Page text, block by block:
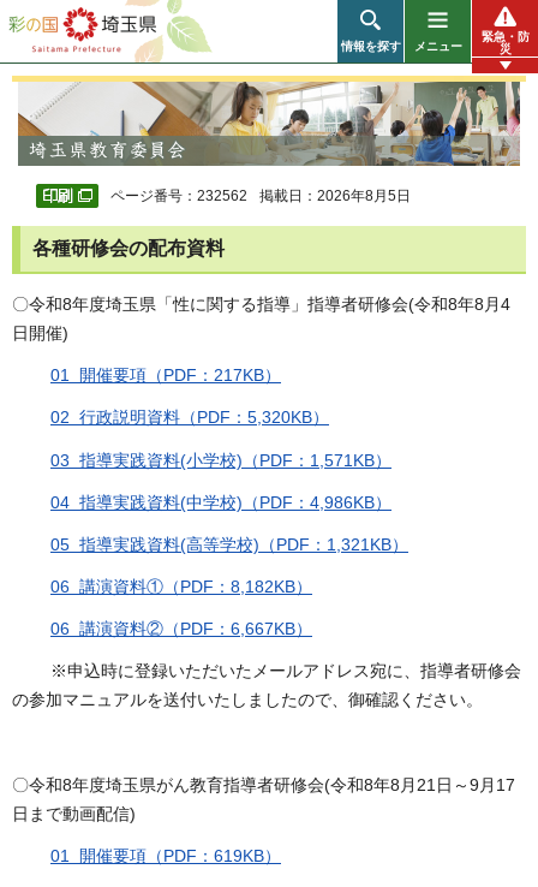
彩の国 埼玉県
情報を探す メニュー
緊急・防
災
ページ番号：232562 掲載日：2026年8月5日
各種研修会の配布資料
〇令和8年度埼玉県「性に関する指導」指導者研修会(令和8年8月4
日開催)
01 開催要項（PDF：217KB）
02 行政説明資料（PDF：5,320KB）
03 指導実践資料(小学校)（PDF：1,571KB）
04 指導実践資料(中学校)（PDF：4,986KB）
05 指導実践資料(高等学校)（PDF：1,321KB）
06 講演資料①（PDF：8,182KB）
06 講演資料②（PDF：6,667KB）
※申込時に登録いただいたメールアドレス宛に、指導者研修会
の参加マニュアルを送付いたしましたので、御確認ください。
〇令和8年度埼玉県がん教育指導者研修会(令和8年8月21日～9月17
日まで動画配信)
01 開催要項（PDF：619KB）